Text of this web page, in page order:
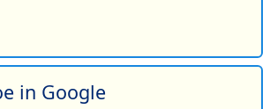
in Google